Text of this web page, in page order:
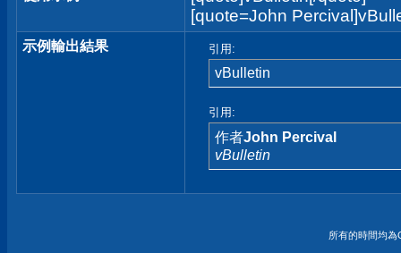
[quote=John
示例輸出結果 引用:
vBulletin
引用:
作者John Percival
vBulletin
所有的時間均為